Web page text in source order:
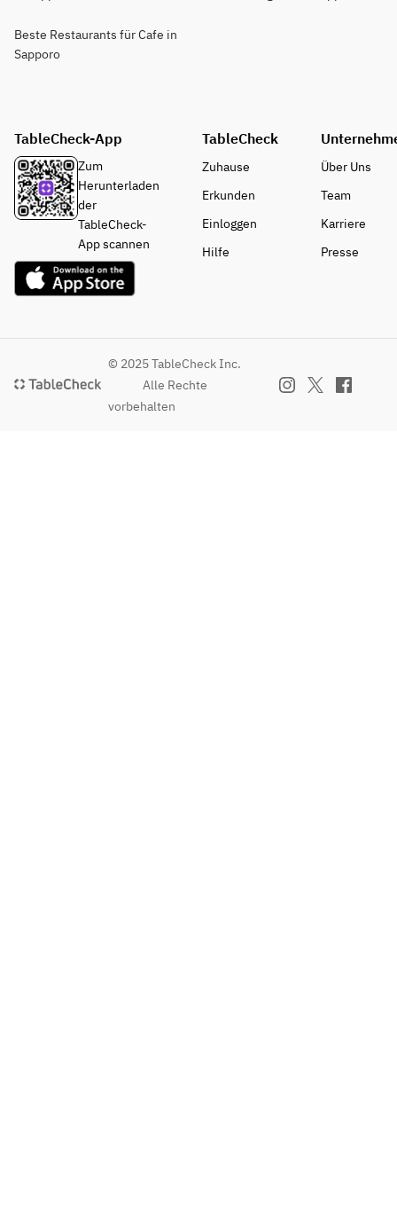
Beste Restaurants für Cafe in
Sapporo
TableCheck-App
Zum
Herunterladen
der
TableCheck-
App scannen
TableCheck
Zuhause
Erkunden
Einloggen
Hilfe
Über Uns
Team
Karriere
Presse
© 2025 TableCheck Inc.
Alle Rechte
vorbehalten